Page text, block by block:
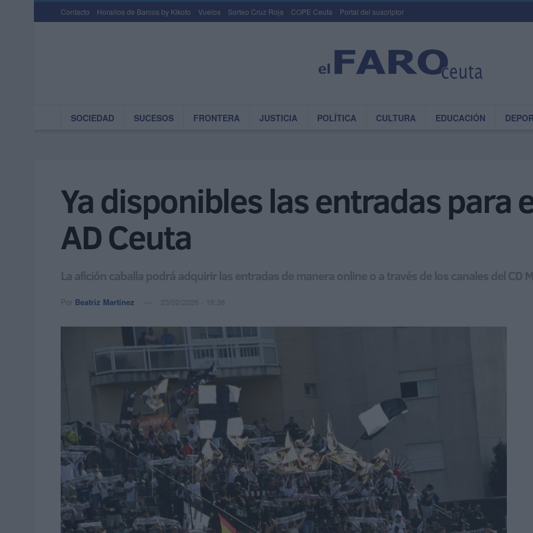
Contacto Horarios de Barcos by Kikoto Vuelos Sorteo Cruz Roja COPE Ceuta Portal del suscriptor
SOCIEDAD SUCESOS FRONTERA JUSTICIA POLÍTICA CULTURA EDUCACIÓN
Ya disponibles las entradas para
AD Ceuta
La afición caballa podrá adquirir las entradas de manera online o a través de los canales del CD
Por Beatriz Martínez 23/02/2026 - 18:38